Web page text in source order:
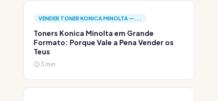
VENDER TONER KONICA MINOLTA —...
Toners Konica Minolta em Grande
Formato: Porque Vale a Pena Vender os
Teus
3 min